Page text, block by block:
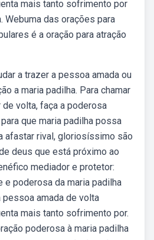
mais tanto sofrimento por
Webuma das orações para
é a oração para atração
a trazer a pessoa amada ou
a maria padilha. Para chamar
volta, faça a poderosa
que maria padilha possa
afastar rival, gloriosíssimo são
deus que está próximo ao
mediador e protetor:
e poderosa da maria padilha
pessoa amada de volta
mais tanto sofrimento por.
poderosa à maria padilha